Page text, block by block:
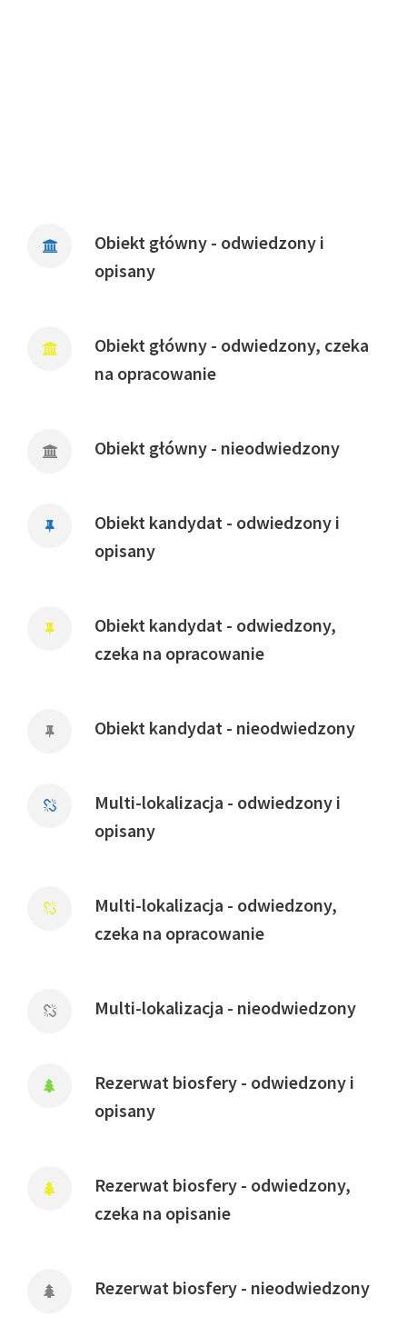
Obiekt główny - odwiedzony i
opisany
Obiekt główny - odwiedzony, czeka
na opracowanie
Obiekt główny - nieodwiedzony
Obiekt kandydat - odwiedzony i
opisany
Obiekt kandydat - odwiedzony,
czeka na opracowanie
Obiekt kandydat - nieodwiedzony
Multi-lokalizacja - odwiedzony i
opisany
Multi-lokalizacja - odwiedzony,
czeka na opracowanie
Multi-lokalizacja - nieodwiedzony
Rezerwat biosfery - odwiedzony i
opisany
Rezerwat biosfery - odwiedzony,
czeka na opisanie
Rezerwat biosfery - nieodwiedzony